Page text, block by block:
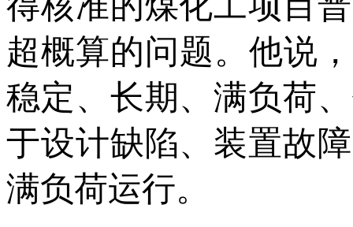
超概算的问题。他说
稳定、长期、满负荷
于设计缺陷、装置故
满负荷运行。